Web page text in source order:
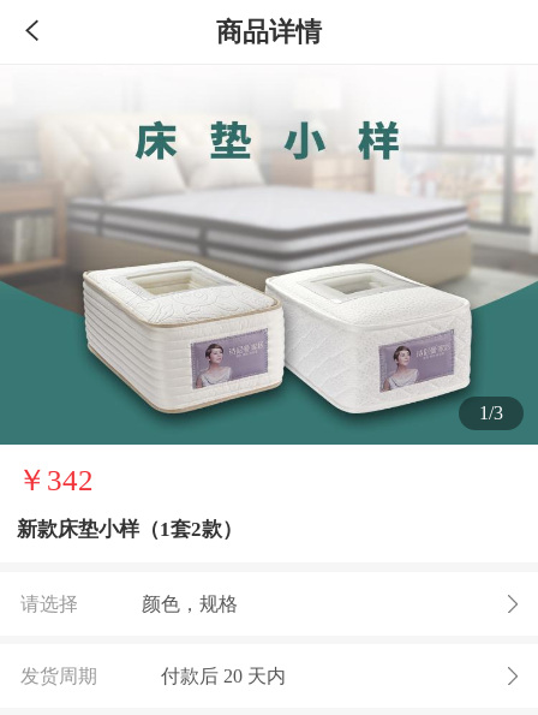
商品详情
1/3
￥342
新款床垫小样（1套2款）
请选择 颜色，规格
发货周期 付款后 20 天内